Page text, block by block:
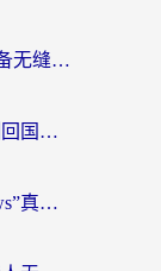
海外党必看：电视VPN回国+多设备无缝访问国内资源的实用指南
云极和GOGO哪个好？海外党亲测回国加速器选择指南（附iOS免费&Windows VPN实用技巧）
海外党别踩坑！“vpn破解版windows”真的能用？教你选对回国加速器无缝刷国内资源